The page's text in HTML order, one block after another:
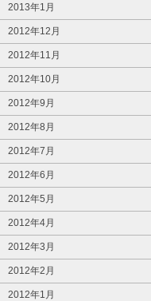
2013年1月
2012年12月
2012年11月
2012年10月
2012年9月
2012年8月
2012年7月
2012年6月
2012年5月
2012年4月
2012年3月
2012年2月
2012年1月